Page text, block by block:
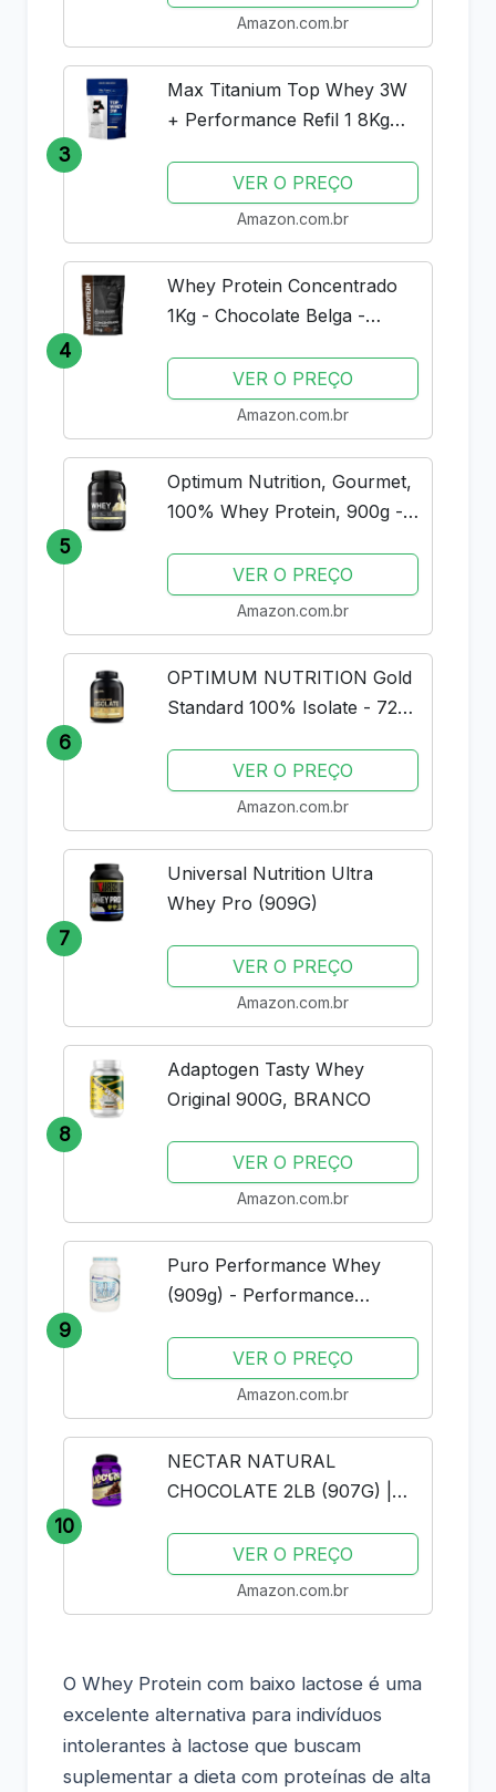
Amazon.com.br
3
Max Titanium Top Whey 3W
+ Performance Refil 1 8Kg
VER O PREÇO
Amazon.com.br
4
Whey Protein Concentrado
1Kg - Chocolate Belga -
VER O PREÇO
Amazon.com.br
5
Optimum Nutrition, Gourmet,
100% Whey Protein, 900g -
VER O PREÇO
Amazon.com.br
6
OPTIMUM NUTRITION Gold
Standard 100% Isolate - 720g
VER O PREÇO
Amazon.com.br
7
Universal Nutrition Ultra
Whey Pro (909G)
VER O PREÇO
Amazon.com.br
8
Adaptogen Tasty Whey
Original 900G, BRANCO
VER O PREÇO
Amazon.com.br
9
Puro Performance Whey
(909g) - Performance
VER O PREÇO
Amazon.com.br
10
NECTAR NATURAL
CHOCOLATE 2LB (907G) |
ISOLADOVER O PREÇO
Amazon.com.br
O Whey Protein com baixo lactose é uma
excelente alternativa para indivíduos
intolerantes à lactose que buscam
suplementar a dieta com proteínas de alta